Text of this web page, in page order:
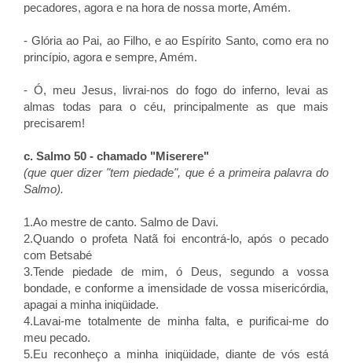
pecadores, agora e na hora de nossa morte, Amém.
- Glória ao Pai, ao Filho, e ao Espírito Santo, como era no
princípio, agora e sempre, Amém.
- Ó, meu Jesus, livrai-nos do fogo do inferno, levai as
almas todas para o céu, principalmente as que mais
precisarem!
c. Salmo 50 - chamado "Miserere"
(que quer dizer "tem piedade", que é a primeira palavra do
Salmo).
1.Ao mestre de canto. Salmo de Davi.
2.Quando o profeta Natã foi encontrá-lo, após o pecado
com Betsabé
3.Tende piedade de mim, ó Deus, segundo a vossa
bondade, e conforme a imensidade de vossa misericórdia,
apagai a minha iniqüidade.
4.Lavai-me totalmente de minha falta, e purificai-me do
meu pecado.
5.Eu reconheço a minha iniqüidade, diante de vós está